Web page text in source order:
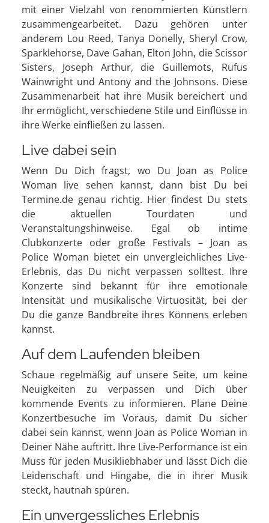
mit einer Vielzahl von renommierten Künstlern
zusammengearbeitet. Dazu gehören unter
anderem Lou Reed, Tanya Donelly, Sheryl Crow,
Sparklehorse, Dave Gahan, Elton John, die Scissor
Sisters, Joseph Arthur, die Guillemots, Rufus
Wainwright und Antony and the Johnsons. Diese
Zusammenarbeit hat ihre Musik bereichert und
Ihr ermöglicht, verschiedene Stile und Einflüsse in
ihre Werke einfließen zu lassen.
Live dabei sein
Wenn Du Dich fragst, wo Du Joan as Police
Woman live sehen kannst, dann bist Du bei
Termine.de genau richtig. Hier findest Du stets
die aktuellen Tourdaten und
Veranstaltungshinweise. Egal ob intime
Clubkonzerte oder große Festivals – Joan as
Police Woman bietet ein unvergleichliches Live-
Erlebnis, das Du nicht verpassen solltest. Ihre
Konzerte sind bekannt für ihre emotionale
Intensität und musikalische Virtuosität, bei der
Du die ganze Bandbreite ihres Könnens erleben
kannst.
Auf dem Laufenden bleiben
Schaue regelmäßig auf unsere Seite, um keine
Neuigkeiten zu verpassen und Dich über
kommende Events zu informieren. Plane Deine
Konzertbesuche im Voraus, damit Du sicher
dabei sein kannst, wenn Joan as Police Woman in
Deiner Nähe auftritt. Ihre Live-Performance ist ein
Muss für jeden Musikliebhaber und lässt Dich die
Leidenschaft und Hingabe, die in ihrer Musik
steckt, hautnah spüren.
Ein unvergessliches Erlebnis